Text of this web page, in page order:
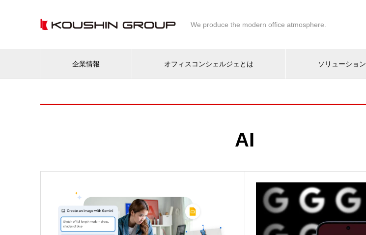
We produce the modern office atmosphere.
企業情報 オフィスコンシェルジェとは ソリューション
AI